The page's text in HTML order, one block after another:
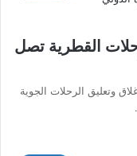
القطرية تصل
3 سنوات بسبب إغلاق وتعليق الرحلات الجوية